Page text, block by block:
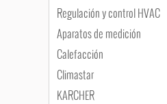
Regulación y control HVAC
Aparatos de medición
Calefacción
Climastar
KARCHER